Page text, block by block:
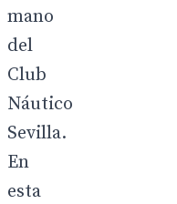
mano
del
Club
Náutico
Sevilla.
En
esta